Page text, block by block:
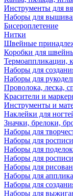
Инструменты для
Наборы для
Бисероплетение
Нитки
Швейные
Коробки для
Термоаппликации,
Наборы для
Наборы для
Проволока, леска,
Красители и
Инструменты и
Наклейки для
Значки, брелоки,
Наборы для
Наборы для
Наборы для
Наборы для
Наборы для
Наборы для
Наборы для
Наборы для